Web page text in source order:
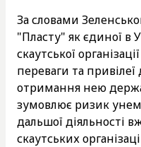
За словами
"Пласту" як єдиної в
скаутської
переваги та привілеї
отримання нею
зумовлює ризик
дальшої діяльності
скаутських